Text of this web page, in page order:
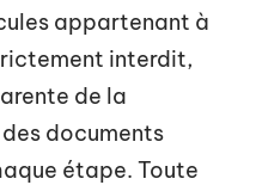
appartenant à
interdit,
de la
documents
étape. Toute